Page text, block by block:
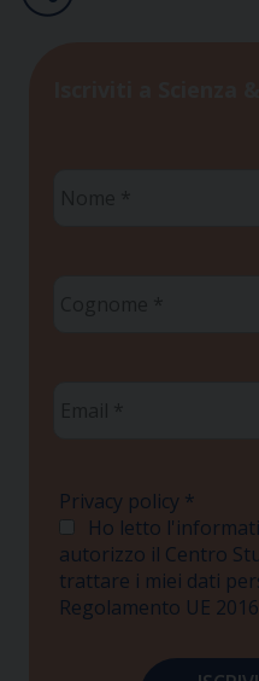
Privacy policy *
Ho letto
autorizzo il Centro
trattare i miei dati
Regolamento UE